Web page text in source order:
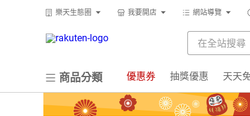
樂天生態圈 我要開店 網站導覽
商品分類 優惠券 抽獎優惠 天天